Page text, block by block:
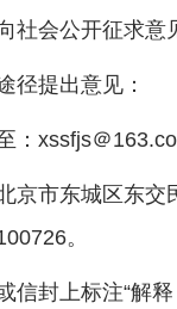
社会公开征求
提出意见：
xssfjs＠
市东城区东交
。
封上标注“解释